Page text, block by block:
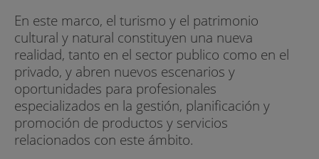
En este marco, el turismo y el patrimonio
cultural y natural constituyen una nueva
realidad, tanto en el sector publico como en el
privado, y abren nuevos escenarios y
oportunidades para profesionales
especializados en la gestión, planificación y
promoción de productos y servicios
relacionados con este ámbito.